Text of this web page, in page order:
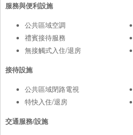
服務與便利設施
公共區域空調
禮賓接待服務
無接觸式入住/退房
接待設施
公共區域閉路電視
特快入住/退房
交通服務/設施